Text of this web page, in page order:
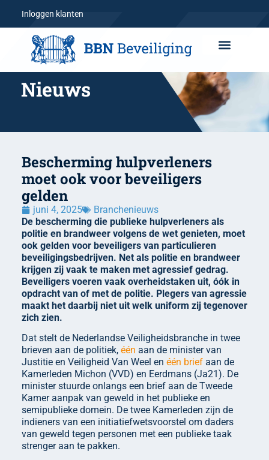
Inloggen klanten
Nieuws
Bescherming hulpverleners
moet ook voor beveiligers
gelden
juni 4, 2025
Branchenieuws
De bescherming die publieke hulpverleners als
politie en brandweer volgens de wet genieten, moet
ook gelden voor beveiligers van particulieren
beveiligingsbedrijven. Net als politie en brandweer
krijgen zij vaak te maken met agressief gedrag.
Beveiligers voeren vaak overheidstaken uit, óók in
opdracht van of met de politie. Plegers van agressie
maakt het daarbij niet uit welk uniform zij tegenover
zich zien.
Dat stelt de Nederlandse Veiligheidsbranche in twee
brieven aan de politiek, één aan de minister van
Justitie en Veiligheid Van Weel en één brief aan de
Kamerleden Michon (VVD) en Eerdmans (Ja21). De
minister stuurde onlangs een brief aan de Tweede
Kamer aanpak van geweld in het publieke en
semipublieke domein. De twee Kamerleden zijn de
indieners van een initiatiefwetsvoorstel om daders
van geweld tegen personen met een publieke taak
strenger aan te pakken.